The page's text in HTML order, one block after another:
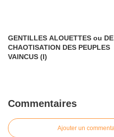
GENTILLES ALOUETTES ou
CHAOTISATION DES PEUPLES
VAINCUS (I)
Commentaires
Ajouter un